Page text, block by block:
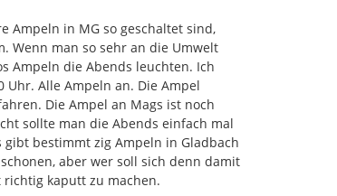
markieren
Ampeln in MG so geschaltet sind,
Wenn man so sehr an die Umwelt
Ampeln die Abends leuchten. Ich
Uhr. Alle Ampeln an. Die Ampel
Die Ampel an Mags ist noch
sollte man die Abends einfach mal
bestimmt zig Ampeln in Gladbach
aber wer soll sich denn damit
kaputt zu machen.